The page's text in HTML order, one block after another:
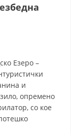
Езеро –
и
опремено
со кое